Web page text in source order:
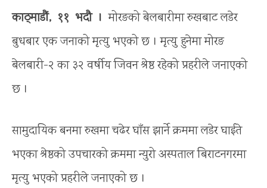
काठ्माडौं, ११ भदौ । मोरङको बेलबारीमा रुखबाट लडेर
बुधबार एक जनाको मृत्यु भएको छ । मृत्यु हुनेमा मोरङ
बेलबारी-२ का ३२ वर्षीय जिवन श्रेष्ठ रहेको प्रहरीले जनाएको
छ ।
सामुदायिक बनमा रुखमा चढेर घाँस झार्ने क्रममा लडेर घाईते
भएका श्रेष्ठको उपचारको क्रममा न्युरो अस्पताल बिराटनगरमा
मृत्यु भएको प्रहरीले जनाएको छ ।